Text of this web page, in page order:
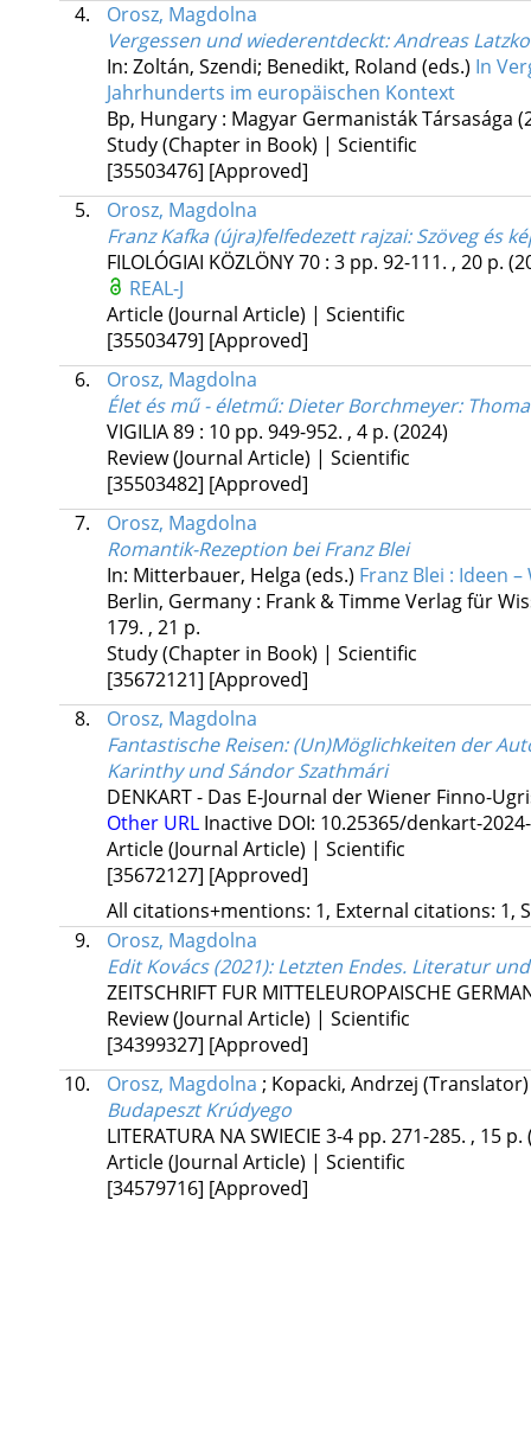
4.
Orosz, Magdolna
Vergessen und wiederentdeckt: Andreas
In: Zoltán, Szendi; Benedikt, Roland (eds.) In
Jahrhunderts im europäischen Kontext
Bp, Hungary : Magyar Germanisták Társasága
Study (Chapter in Book) | Scientific
[35503476] [Approved]
5.
Orosz, Magdolna
Franz Kafka (újra)felfedezett rajzai: Szöveg és
FILOLÓGIAI KÖZLÖNY70: 3 pp. 92-111. , 20 p.
REAL-J
Article (Journal Article) | Scientific
[35503479] [Approved]
6.
Orosz, Magdolna
Élet és mű - életmű: Dieter Borchmeyer:
VIGILIA89: 10 pp. 949-952. , 4 p. (2024)
Review (Journal Article) | Scientific
[35503482] [Approved]
7.
Orosz, Magdolna
Romantik-Rezeption bei Franz Blei
In: Mitterbauer, Helga (eds.) Franz Blei : Ideen
Berlin, Germany : Frank & Timme Verlag für
179. , 21 p.
Study (Chapter in Book) | Scientific
[35672121] [Approved]
8.
Orosz, Magdolna
Fantastische Reisen: (Un)Möglichkeiten der
Karinthy und Sándor Szathmári
DENKART - Das E-Journal der Wiener Finno-
Other URL Inactive DOI: 10.25365/denkart-
Article (Journal Article) | Scientific
[35672127] [Approved]
All citations+mentions: 1, External citations: 1,
9.
Orosz, Magdolna
Edit Kovács (2021): Letzten Endes. Literatur
ZEITSCHRIFT FUR MITTELEUROPAISCHE
Review (Journal Article) | Scientific
[34399327] [Approved]
10.
Orosz, Magdolna ; Kopacki, Andrzej (Translator)
Budapeszt Krúdyego
LITERATURA NA SWIECIE 3-4 pp. 271-285. , 15 p.
Article (Journal Article) | Scientific
[34579716] [Approved]